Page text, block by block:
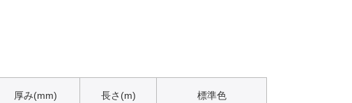
厚み(mm) 長さ(m) 標準色